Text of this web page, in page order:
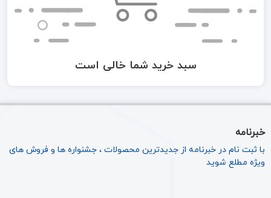
سبد خرید شما خالی است
خبرنامه
با ثبت نام در خبرنامه از جدیدترین محصولات ، جشنواره ها و فروش های
ویژه مطلع شوید